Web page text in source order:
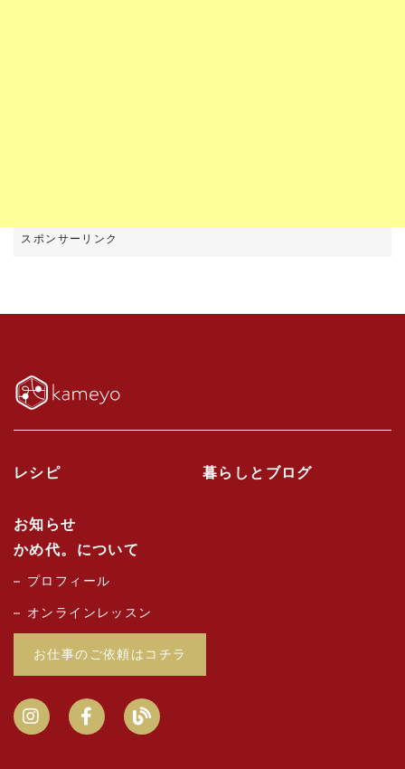
レシピ 暮らしとブログ
お知らせ
かめ代。について
プロフィール
オンラインレッスン
お仕事のご依頼はコチラ